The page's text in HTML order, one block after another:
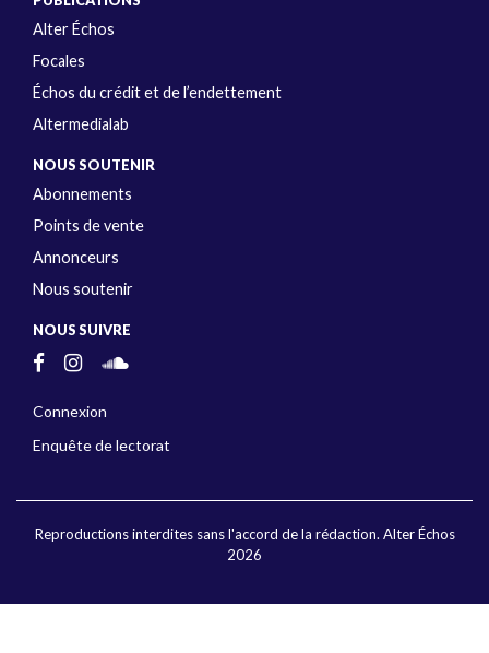
Alter Échos
Focales
Échos du crédit et de l’endettement
Altermedialab
NOUS SOUTENIR
Abonnements
Points de vente
Annonceurs
Nous soutenir
NOUS SUIVRE
Connexion
Enquête de lectorat
Reproductions interdites sans l'accord de la rédaction. Alter Échos
2026